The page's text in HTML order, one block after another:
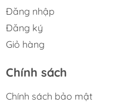
Đa dạng dung tích
Phù hợp cho đồ
Đăng nhập
Đăng ký
Giỏ hàng
Chính sách
Chính sách bảo mật